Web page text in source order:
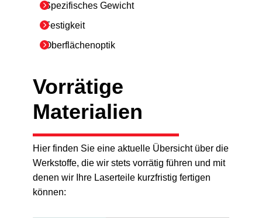
Spezifisches Gewicht
Festigkeit
Oberflächenoptik
Vorrätige
Materialien
Hier finden Sie eine aktuelle Übersicht über die
Werkstoffe, die wir stets vorrätig führen und mit
denen wir Ihre Laserteile kurzfristig fertigen
können: